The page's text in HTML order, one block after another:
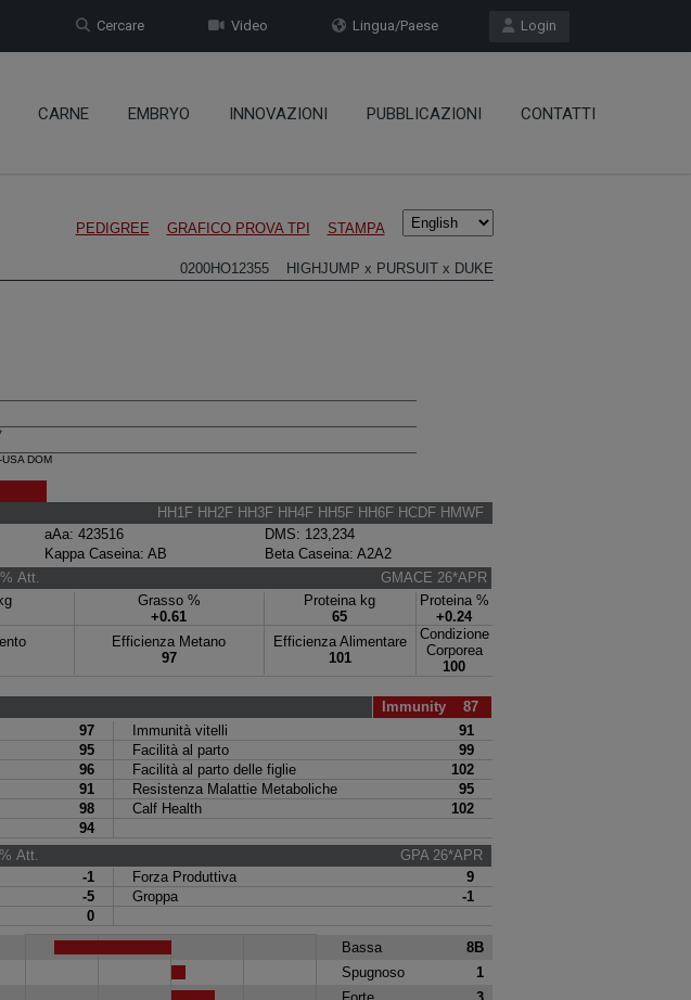
Login
Lingua/Paese
Video
Cercare
CARNE EMBRYO INNOVAZIONI PUBBLICAZIONI CONTATTI